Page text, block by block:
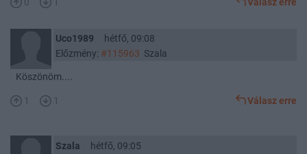
Uco1989
hétfő, 09:08
Előzmény: #115963 Szala
Köszönöm....
1 1 Válasz erre
Szala
hétfő, 09:05